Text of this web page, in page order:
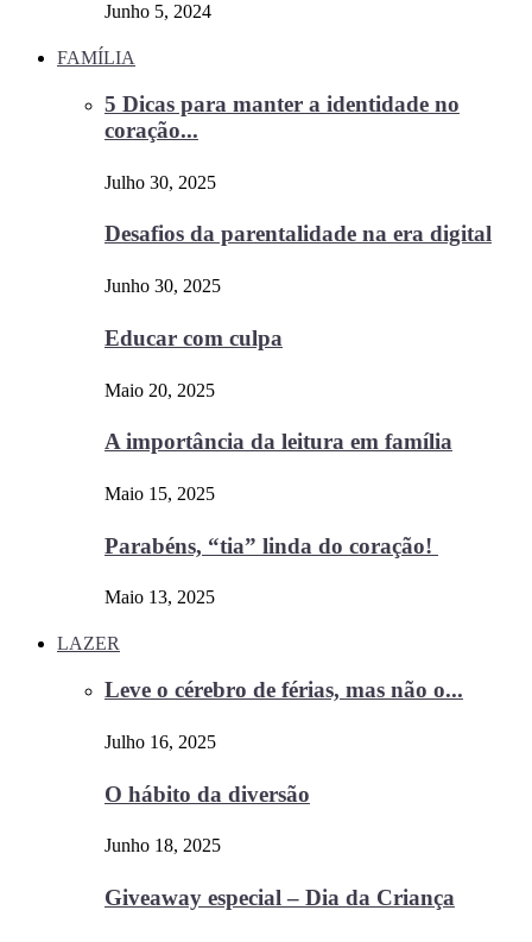
Junho 5, 2024
FAMÍLIA
5 Dicas para manter a identidade no
coração...
Julho 30, 2025
Desafios da parentalidade na era digital
Junho 30, 2025
Educar com culpa
Maio 20, 2025
A importância da leitura em família
Maio 15, 2025
Parabéns, “tia” linda do coração!
Maio 13, 2025
LAZER
Leve o cérebro de férias, mas não o...
Julho 16, 2025
O hábito da diversão
Junho 18, 2025
Giveaway especial – Dia da Criança